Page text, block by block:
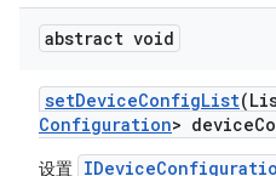
abstract void
setDeviceConfigList
Configuration> device
设置